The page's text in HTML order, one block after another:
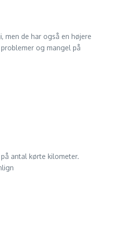
men de har også en højere
og mangel på
antal kørte kilometer.